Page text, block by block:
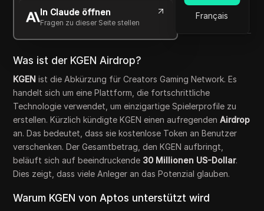
Français
In Claude öffnen
Fragen zu dieser Seite stellen
Copy Link
Was ist der KGEN Airdrop?
KGEN ist die Abkürzung für Creators Gaming Network. Es
handelt sich um eine Plattform, die fortschrittliche
Technologie verwendet, um einzigartige Spielerprofile zu
erstellen. Kürzlich kündigte KGEN einen aufregendenAirdrop
an. Das bedeutet, dass sie kostenlose Token an Benutzer
verschenken. Der Gesamtbetrag, den KGEN aufbringt,
beläuft sich auf beeindruckende 30 Millionen US-Dollar.
Dies zeigt, dass viele Anleger an das Potenzial glauben.
Warum KGEN von Aptos unterstützt wird